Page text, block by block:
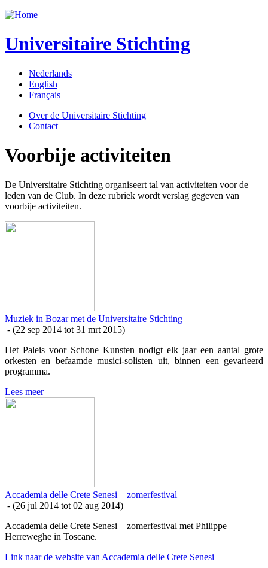
Jump to navigation
Universitaire Stichting
Nederlands
English
Français
Over de Universitaire Stichting
Contact
Voorbije activiteiten
De Universitaire Stichting organiseert tal van activiteiten voor de
leden van de Club. In deze rubriek wordt verslag gegeven van
voorbije activiteiten.
Muziek in Bozar met de Universitaire Stichting
- (22 sep 2014 tot 31 mrt 2015)
Het Paleis voor Schone Kunsten nodigt elk jaar een aantal grote
orkesten en befaamde musici-solisten uit, binnen een gevarieerd
programma.
Lees meer
Accademia delle Crete Senesi – zomerfestival
- (26 jul 2014 tot 02 aug 2014)
Accademia delle Crete Senesi – zomerfestival met Philippe
Herreweghe in Toscane.
Link naar de website van Accademia delle Crete Senesi